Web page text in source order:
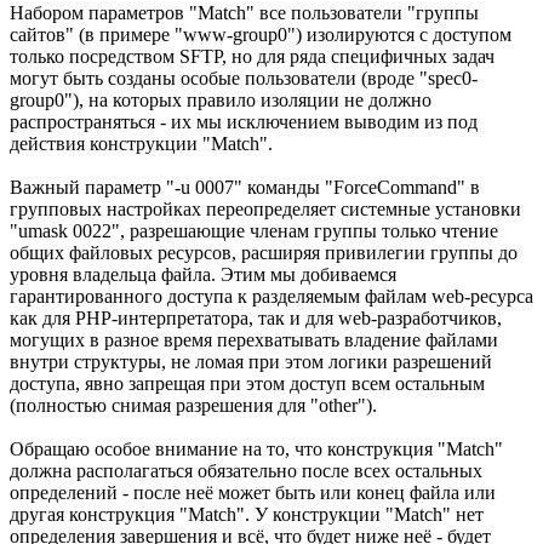
Набором параметров "Match" все пользователи "группы
сайтов" (в примере "www-group0") изолируются с доступом
только посредством SFTP, но для ряда специфичных задач
могут быть созданы особые пользователи (вроде "spec0-
group0"), на которых правило изоляции не должно
распространяться - их мы исключением выводим из под
действия конструкции "Match".
Важный параметр "-u 0007" команды "ForceCommand" в
групповых настройках переопределяет системные установки
"umask 0022", разрешающие членам группы только чтение
общих файловых ресурсов, расширяя привилегии группы до
уровня владельца файла. Этим мы добиваемся
гарантированного доступа к разделяемым файлам web-ресурса
как для PHP-интерпретатора, так и для web-разработчиков,
могущих в разное время перехватывать владение файлами
внутри структуры, не ломая при этом логики разрешений
доступа, явно запрещая при этом доступ всем остальным
(полностью снимая разрешения для "other").
Обращаю особое внимание на то, что конструкция "Match"
должна располагаться обязательно после всех остальных
определений - после неё может быть или конец файла или
другая конструкция "Match". У конструкции "Match" нет
определения завершения и всё, что будет ниже неё - будет